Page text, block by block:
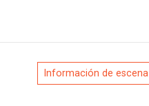
Información de escena